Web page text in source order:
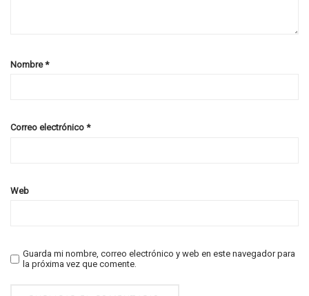
Nombre*
Correo electrónico *
Web
Guarda mi nombre, correo electrónico y web en este navegador para
la próxima vez que comente.